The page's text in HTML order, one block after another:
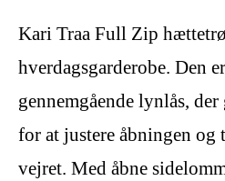
Kari Traa Full Zip
hverdagsgarderobe. Den
gennemgående lynlås,
for at justere åbningen
vejret. Med åbne